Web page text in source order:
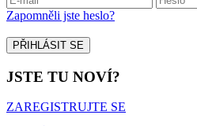
Zapomněli jste heslo?
JSTE TU NOVÍ?
ZAREGISTRUJTE SE